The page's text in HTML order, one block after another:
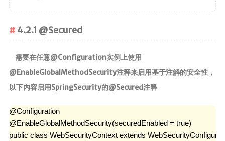
4.2.1 @Secured
需要在任意@Configuration实例上使用
@EnableGlobalMethodSecurity注释来启用基于注解的安全性，
以下内容启用SpringSecurity的@Secured注释
@Configuration
@EnableGlobalMethodSecurity(securedEnabled = true)
public class WebSecurityContext extends